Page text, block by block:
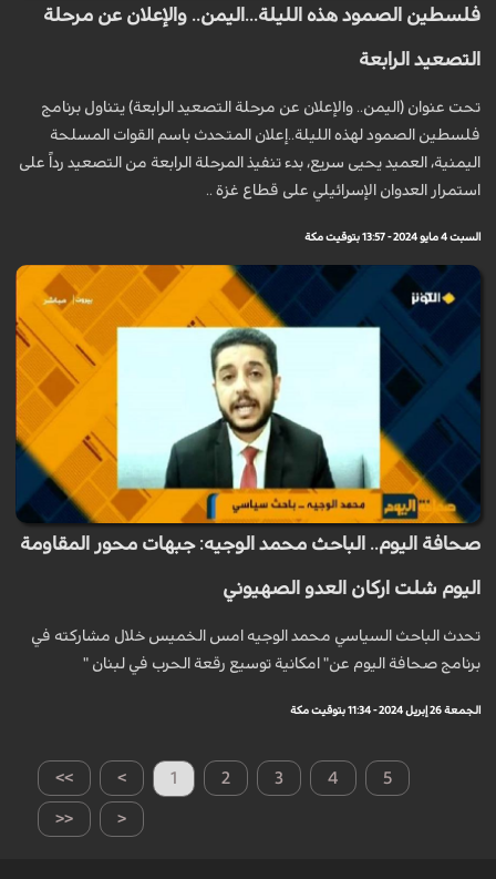
فلسطين الصمود هذه الليلة...اليمن.. والإعلان عن مرحلة
التصعيد الرابعة
تحت عنوان (اليمن.. والإعلان عن مرحلة التصعيد الرابعة) يتناول برنامج
فلسطين الصمود لهذه الليلة..إعلان المتحدث باسم القوات المسلحة
اليمنية، العميد يحيى سريع، بدء تنفيذ المرحلة الرابعة من التصعيد رداً على
استمرار العدوان الإسرائيلي على قطاع غزة ..
السبت 4 مايو 2024 - 13:57 بتوقيت مكة
صحافة اليوم.. الباحث محمد الوجيه: جبهات محور المقاومة
اليوم شلت اركان العدو الصهيوني
تحدث الباحث السياسي محمد الوجيه امس الخميس خلال مشاركته في
برنامج صحافة اليوم عن" امكانية توسيع رقعة الحرب في لبنان "
الجمعة 26 إبريل 2024 - 11:34 بتوقيت مكة
>> > 1 2 3 4 5
<
<<